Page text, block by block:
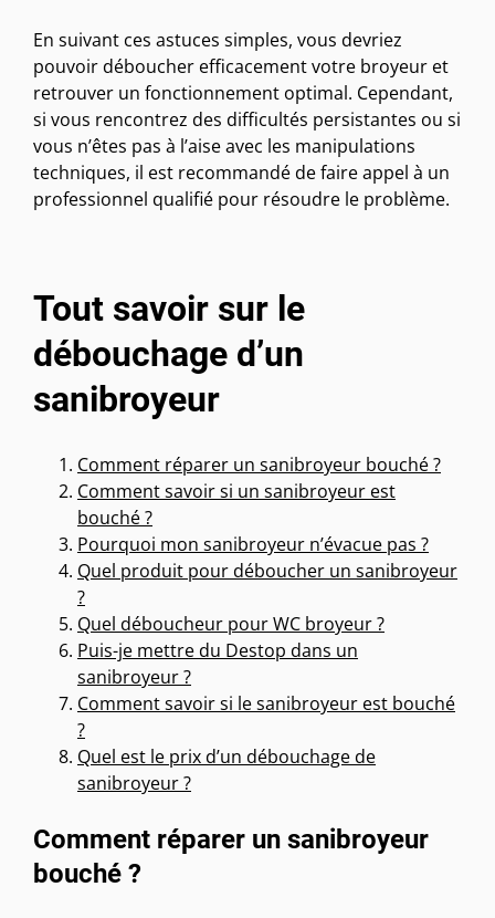
En suivant ces astuces simples, vous devriez
pouvoir déboucher efficacement votre broyeur et
retrouver un fonctionnement optimal. Cependant,
si vous rencontrez des difficultés persistantes ou si
vous n’êtes pas à l’aise avec les manipulations
techniques, il est recommandé de faire appel à un
professionnel qualifié pour résoudre le problème.
Tout savoir sur le
débouchage d’un
sanibroyeur
Comment réparer un sanibroyeur bouché ?
Comment savoir si un sanibroyeur est
bouché ?
Pourquoi mon sanibroyeur n’évacue pas ?
Quel produit pour déboucher un sanibroyeur
?
Quel déboucheur pour WC broyeur ?
Puis-je mettre du Destop dans un
sanibroyeur ?
Comment savoir si le sanibroyeur est bouché
?
Quel est le prix d’un débouchage de
sanibroyeur ?
Comment réparer un sanibroyeur
bouché ?